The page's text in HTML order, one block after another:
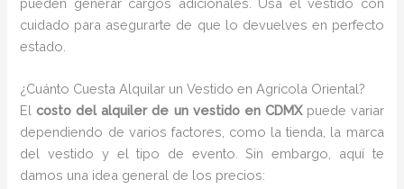
cuidado para asegurarte de que lo devuelves en perfecto
estado.
¿Cuánto Cuesta Alquilar un Vestido en Agrícola Oriental?
Elcosto del alquiler de un vestido en CDMXpuede variar
dependiendo de varios factores, como la tienda, la marca
del vestido y el tipo de evento. Sin embargo, aquí te
damos una idea general de los precios: